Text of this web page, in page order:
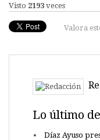
Visto 2193 veces
Valora
Lo último
Díaz Ayuso